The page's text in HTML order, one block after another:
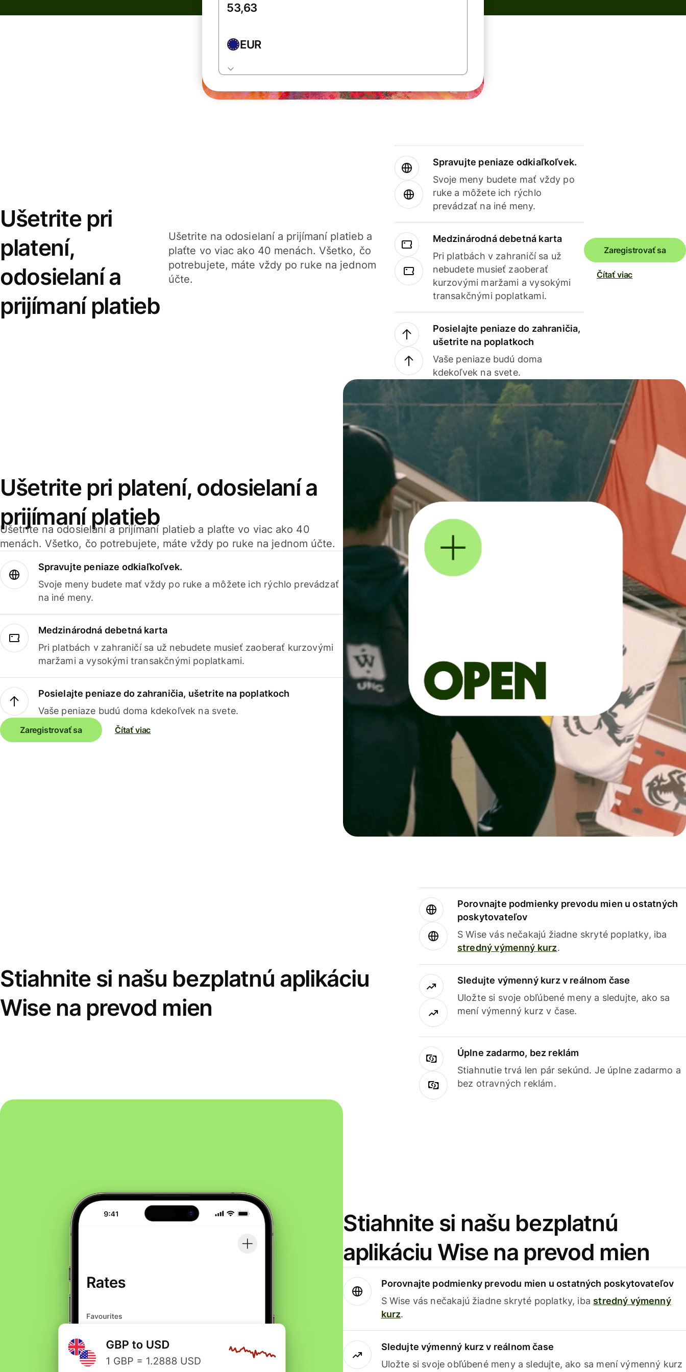
EUR
Ušetrite pri
platení,
odosielaní a
prijímaní platieb
Ušetrite na odosielaní a prijímaní platieb a
plaťte vo viac ako 40 menách. Všetko, čo
potrebujete, máte vždy po ruke na jednom
účte.
Spravujte peniaze odkiaľkoľvek.
Svoje meny budete mať vždy po
ruke a môžete ich rýchlo
prevádzať na iné meny.
Medzinárodná debetná karta
Pri platbách v zahraničí sa už
nebudete musieť zaoberať
kurzovými maržami a vysokými
transakčnými poplatkami.
Posielajte peniaze do zahraničia,
ušetrite na poplatkoch
Vaše peniaze budú doma
kdekoľvek na svete.
Zaregistrovať sa
Čítať viac
Ušetrite pri platení, odosielaní a
prijímaní platieb
Ušetrite na odosielaní a prijímaní platieb a plaťte vo viac ako 40
menách. Všetko, čo potrebujete, máte vždy po ruke na jednom účte.
Spravujte peniaze odkiaľkoľvek.
Svoje meny budete mať vždy po ruke a môžete ich rýchlo prevádzať
na iné meny.
Medzinárodná debetná karta
Pri platbách v zahraničí sa už nebudete musieť zaoberať kurzovými
maržami a vysokými transakčnými poplatkami.
Posielajte peniaze do zahraničia, ušetrite na poplatkoch
Vaše peniaze budú doma kdekoľvek na svete.
Zaregistrovať sa Čítať viac
Stiahnite si našu bezplatnú aplikáciu
Wise na prevod mien
Porovnajte podmienky prevodu mien u ostatných
poskytovateľov
S Wise vás nečakajú žiadne skryté poplatky, iba
stredný výmenný kurz.
Sledujte výmenný kurz v reálnom čase
Uložte si svoje obľúbené meny a sledujte, ako sa
mení výmenný kurz v čase.
Úplne zadarmo, bez reklám
Stiahnutie trvá len pár sekúnd. Je úplne zadarmo a
bez otravných reklám.
Stiahnite si našu bezplatnú
aplikáciu Wise na prevod mien
Porovnajte podmienky prevodu mien u ostatných poskytovateľov
S Wise vás nečakajú žiadne skryté poplatky, iba stredný výmenný
kurz.
Sledujte výmenný kurz v reálnom čase
Uložte si svoje obľúbené meny a sledujte, ako sa mení výmenný kurz